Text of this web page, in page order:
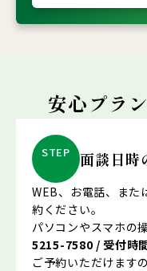
安心プラ
STEP 面談日時
WEB、お電話、また
約ください。
パソコンやスマホの
5215-7580 / 受付時
ご予約いただけます